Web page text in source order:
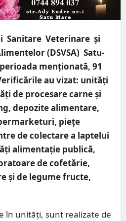
Sanitare Veterinare și
(DSVSA) Satu-
menționată, 91
au vizat: unități
de procesare carne și
depozite alimentare,
piețe
de colectare a laptelui
alimentație publică,
de cofetărie,
și de legume fructe,
în unități, sunt realizate de